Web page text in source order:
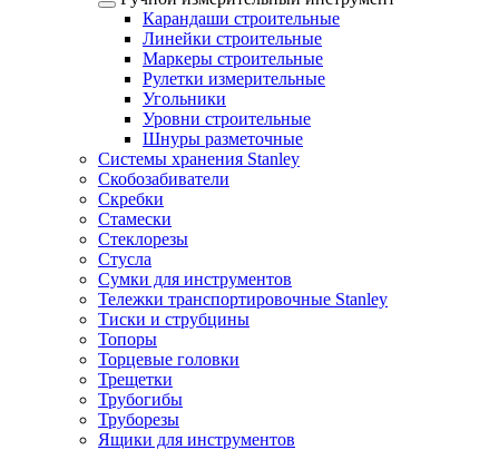
Карандаши строительные
Линейки строительные
Маркеры строительные
Рулетки измерительные
Угольники
Уровни строительные
Шнуры разметочные
Системы хранения Stanley
Скобозабиватели
Скребки
Стамески
Стеклорезы
Стусла
Сумки для инструментов
Тележки транспортировочные Stanley
Тиски и струбцины
Топоры
Торцевые головки
Трещетки
Трубогибы
Труборезы
Ящики для инструментов